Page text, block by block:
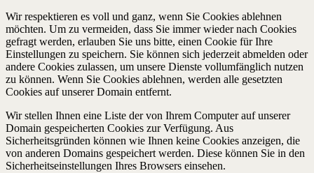
Wir respektieren es voll und ganz, wenn Sie Cookies ablehnen
möchten. Um zu vermeiden, dass Sie immer wieder nach Cookies
gefragt werden, erlauben Sie uns bitte, einen Cookie für Ihre
Einstellungen zu speichern. Sie können sich jederzeit abmelden oder
andere Cookies zulassen, um unsere Dienste vollumfänglich nutzen
zu können. Wenn Sie Cookies ablehnen, werden alle gesetzten
Cookies auf unserer Domain entfernt.
Wir stellen Ihnen eine Liste der von Ihrem Computer auf unserer
Domain gespeicherten Cookies zur Verfügung. Aus
Sicherheitsgründen können wie Ihnen keine Cookies anzeigen, die
von anderen Domains gespeichert werden. Diese können Sie in den
Sicherheitseinstellungen Ihres Browsers einsehen.